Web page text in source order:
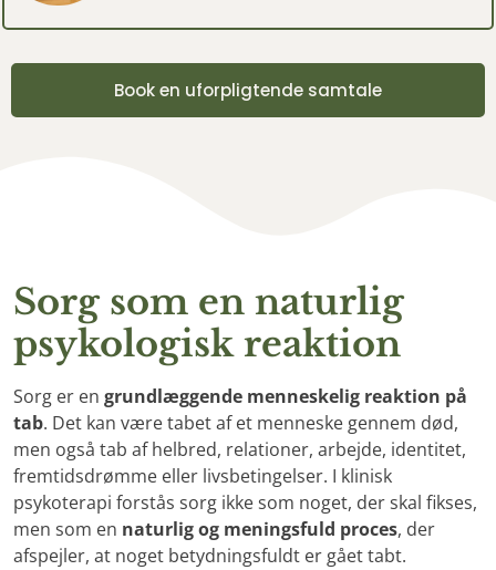
Book en uforpligtende samtale
Sorg som en naturlig
psykologisk reaktion
Sorg er en grundlæggende menneskelig reaktion på
tab. Det kan være tabet af et menneske gennem død,
men også tab af helbred, relationer, arbejde, identitet,
fremtidsdrømme eller livsbetingelser. I klinisk
psykoterapi forstås sorg ikke som noget, der skal fikses,
men som en naturlig og meningsfuld proces, der
afspejler, at noget betydningsfuldt er gået tabt.